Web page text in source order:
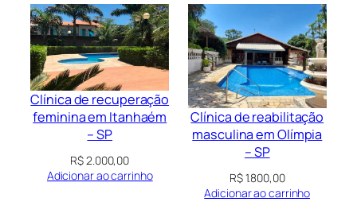
Clínica de recuperação
feminina em Itanhaém
– SP
R$2.000,00
Adicionar ao carrinho
Clínica de reabilitação
masculina em Olímpia
– SP
R$1.800,00
Adicionar ao carrinho